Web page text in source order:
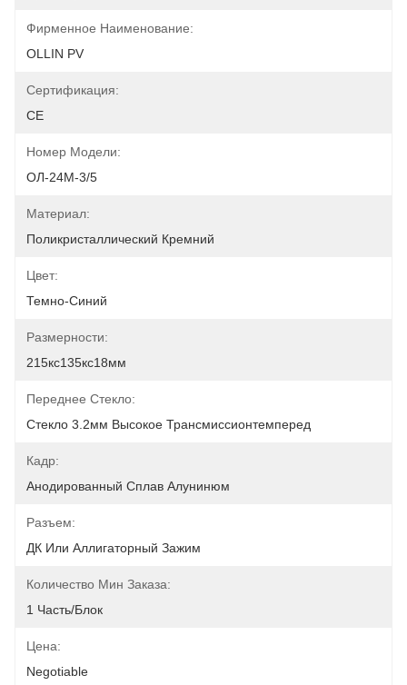
Фирменное Наименование:
OLLIN PV
Сертификация:
CE
Номер Модели:
ОЛ-24М-3/5
Материал:
Поликристаллический Кремний
Цвет:
Темно-Синий
Размерности:
215кс135кс18мм
Переднее Стекло:
Стекло 3.2мм Высокое Трансмиссионтемперед
Кадр:
Анодированный Сплав Алунинюм
Разъем:
ДК Или Аллигаторный Зажим
Количество Мин Заказа:
1 Часть/блок
Цена:
Negotiable